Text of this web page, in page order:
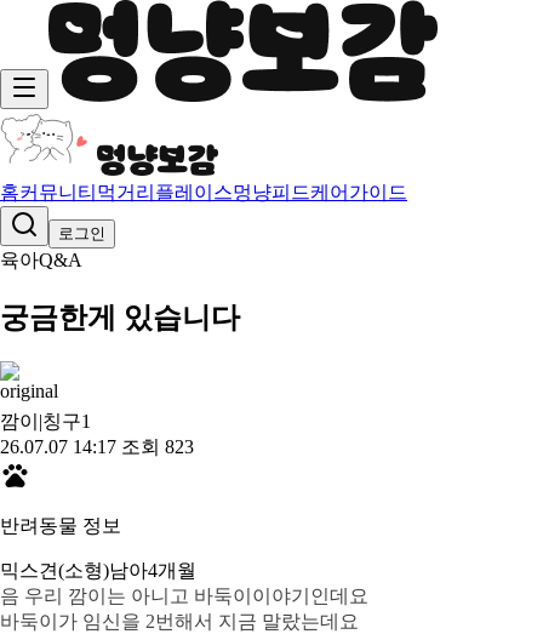
홈커뮤니티 먹거리 플레이스멍냥피드케어가이드
로그인
육아Q&A
궁금한게 있습니다
깜이|칭구1
26.07.07 14:17 조회 823
반려동물 정보
믹스견(소형)남아4개월
음 우리 깜이는 아니고 바둑이이야기인데요
바둑이가 임신을 2번해서 지금 말랐는데요